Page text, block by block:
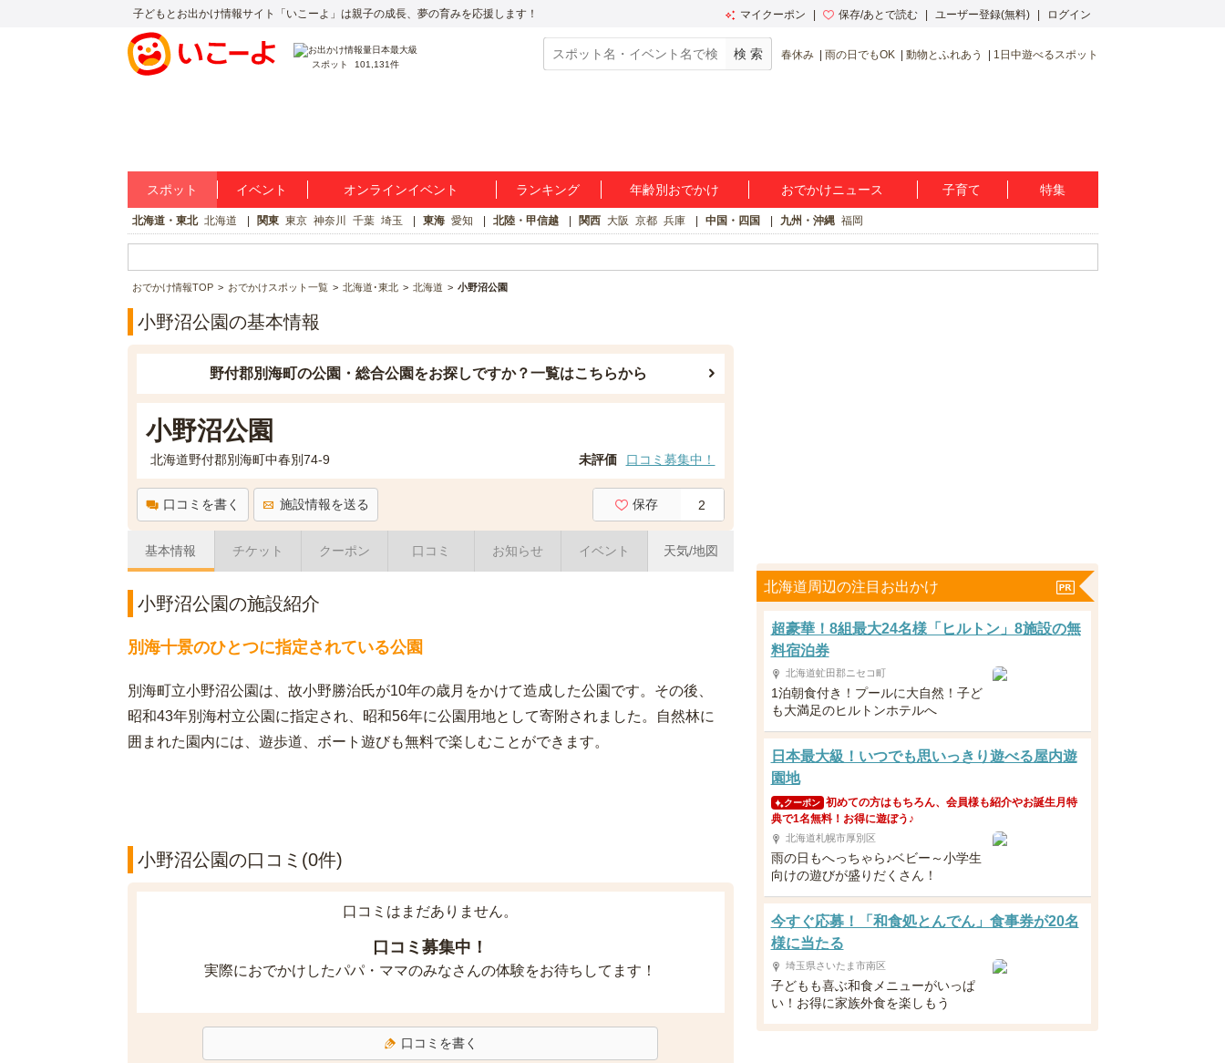
子どもとお出かけ情報サイト「いこーよ」は親子の成長、夢の育みを応援します！ マイクーポン 保存/あとで読む ユーザー登録(無料) ログイン
スポット 101,131件
春休み 雨の日でもOK 動物とふれあう 1日中遊べるスポット
スポット イベント オンラインイベント ランキング 年齢別おでかけ おでかけニュース 子育て 特集
北海道・東北 北海道 関東 東京 神奈川 千葉 埼玉 東海 愛知 北陸・甲信越 関西 大阪 京都 兵庫 中国・四国 九州・沖縄 福岡
おでかけ情報TOP おでかけスポット一覧 北海道･東北 北海道 小野沼公園
小野沼公園の基本情報
野付郡別海町の公園・総合公園をお探しですか？一覧はこちらから
小野沼公園
北海道野付郡別海町中春別74-9 未評価 口コミ募集中！
口コミを書く 施設情報を送る 保存 2
基本情報 チケット クーポン 口コミ お知らせ イベント 天気/地図
小野沼公園の施設紹介
別海十景のひとつに指定されている公園
別海町立小野沼公園は、故小野勝治氏が10年の歳月をかけて造成した公園です。その後、
昭和43年別海村立公園に指定され、昭和56年に公園用地として寄附されました。自然林に
囲まれた園内には、遊歩道、ボート遊びも無料で楽しむことができます。
小野沼公園の口コミ(0件)
口コミはまだありません。
口コミ募集中！
実際におでかけしたパパ・ママのみなさんの体験をお待ちしてます！
口コミを書く
北海道周辺の注目お出かけ
超豪華！8組最大24名様「ヒルトン」8施設の無
料宿泊券
北海道虻田郡ニセコ町
1泊朝食付き！プールに大自然！子ど
も大満足のヒルトンホテルへ
日本最大級！いつでも思いっきり遊べる屋内遊
園地
クーポン 初めての方はもちろん、会員様も紹介やお誕生月特
典で1名無料！お得に遊ぼう♪
北海道札幌市厚別区
雨の日もへっちゃら♪ベビー～小学生
向けの遊びが盛りだくさん！
今すぐ応募！「和食処とんでん」食事券が20名
様に当たる
埼玉県さいたま市南区
子どもも喜ぶ和食メニューがいっぱ
い！お得に家族外食を楽しもう